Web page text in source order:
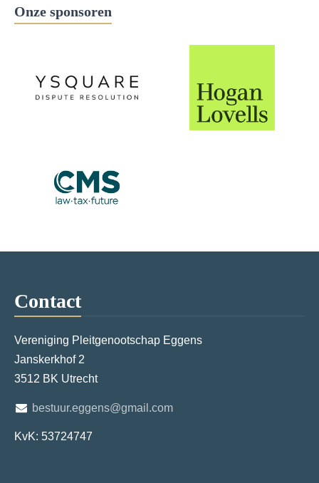
Onze sponsoren
Contact
Vereniging Pleitgenootschap Eggens
Janskerkhof 2
3512 BK Utrecht
bestuur.eggens@gmail.com
KvK: 53724747